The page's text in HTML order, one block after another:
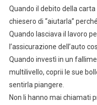
Quando il debito della
chiesero di “aiutarla”
Quando lasciava il lavoro
l’assicurazione dell’auto
Quando investì in un
multilivello, coprii le sue
sentirla piangere.
Non li hanno mai chiamati